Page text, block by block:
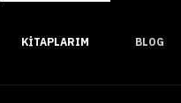
KITAPLARIM BLOG